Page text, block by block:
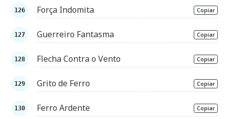
Força Indomita Copiar
Guerreiro Fantasma Copiar
Flecha Contra o Vento Copiar
Grito de Ferro Copiar
Ferro Ardente Copiar